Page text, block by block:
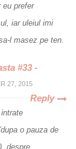
eu prefer
iar uleiul imi
l masez pe ten.
#33 -
27, 2015
Reply
o pauza de
despre